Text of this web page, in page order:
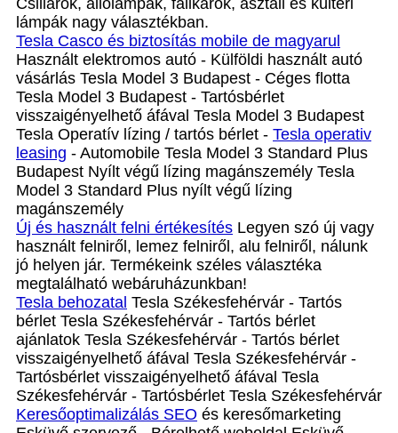
Csillárok, állólámpák, falikarok, asztali és kültéri
lámpák nagy választékban.
Tesla Casco és biztosítás mobile de magyarul
Használt elektromos autó - Külföldi használt autó
vásárlás Tesla Model 3 Budapest - Céges flotta
Tesla Model 3 Budapest - Tartósbérlet
visszaigényelhető áfával Tesla Model 3 Budapest
Tesla Operatív lízing / tartós bérlet - Tesla operativ
leasing - Automobile Tesla Model 3 Standard Plus
Budapest Nyílt végű lízing magánszemély Tesla
Model 3 Standard Plus nyílt végű lízing
magánszemély
Új és használt felni értékesítés Legyen szó új vagy
használt felniről, lemez felniről, alu felniről, nálunk
jó helyen jár. Termékeink széles választéka
megtalálható webáruházunkban!
Tesla behozatal Tesla Székesfehérvár - Tartós
bérlet Tesla Székesfehérvár - Tartós bérlet
ajánlatok Tesla Székesfehérvár - Tartós bérlet
visszaigényelhető áfával Tesla Székesfehérvár -
Tartósbérlet visszaigényelhető áfával Tesla
Székesfehérvár - Tartósbérlet Tesla Székesfehérvár
Keresőoptimalizálás SEO és keresőmarketing